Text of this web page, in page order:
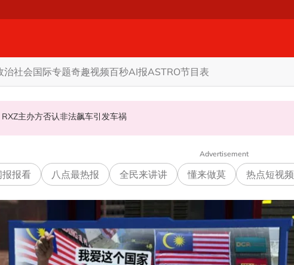
治社会国际专题奇趣视频百秒AI报ASTRO节目表
华商远离希盟因素？ 阿末马斯兰：华裔商家更倾向GST机制
摩托车况欠佳、骑士疲劳肇祸 RXZ主办方否认非法飙车引发车祸
阿末马斯兰吁国阵国盟携手迎战甲州选
Advertisement
报报看 八点最热报 全民来讲讲 懂来做莫 热点短视频